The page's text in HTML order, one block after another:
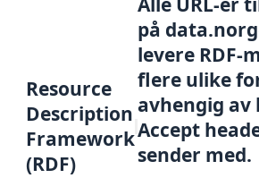
Resource
Description
Framework
(RDF)
på
levere RDF-
flere ulike
avhengig av
Accept
sender med.